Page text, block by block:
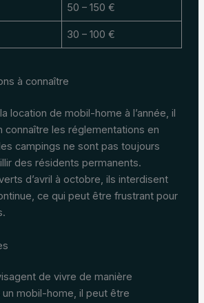
50 – 150 €
30 – 100 €
à connaître
location de mobil-home à l’année, il
connaître les réglementations en
campings ne sont pas toujours
des résidents permanents.
d’avril à octobre, ils interdisent
ce qui peut être frustrant pour
de vivre de manière
mobil-home, il peut être